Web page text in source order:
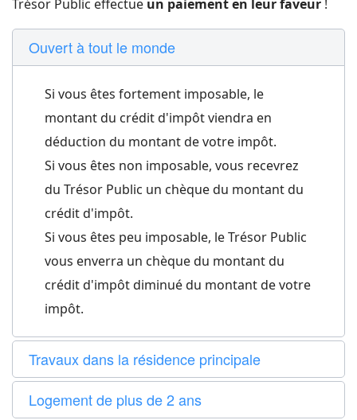
Trésor Public effectue un paiement en leur faveur !
Ouvert à tout le monde
Si vous êtes fortement imposable, le
montant du crédit d'impôt viendra en
déduction du montant de votre impôt.
Si vous êtes non imposable, vous recevrez
du Trésor Public un chèque du montant du
crédit d'impôt.
Si vous êtes peu imposable, le Trésor Public
vous enverra un chèque du montant du
crédit d'impôt diminué du montant de votre
impôt.
Travaux dans la résidence principale
Logement de plus de 2 ans